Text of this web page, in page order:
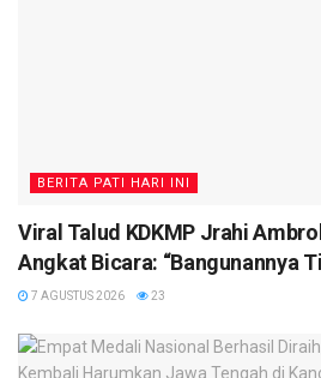
BERITA PATI HARI INI
Viral Talud KDKMP Jrahi
Angkat Bicara: “Bangunannya
7 AGUSTUS 2026 23